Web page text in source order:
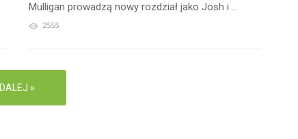
Mulligan prowadzą nowy rozdział jako Josh i ...
2555
DALEJ »